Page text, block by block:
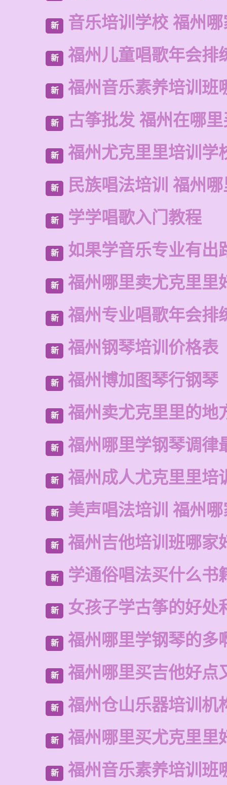
新 音乐培训学校 福州
新 福州儿童唱歌年会排
新 福州音乐素养培训班
新 古筝批发 福州在哪
新 福州尤克里里培训学
新 民族唱法培训 福州
新 学学唱歌入门教程
新 如果学音乐专业有出
新 福州哪里卖尤克里里
新 福州专业唱歌年会排
新 福州钢琴培训价格表
新 福州博加图琴行钢琴
新 福州卖尤克里里的地
新 福州哪里学钢琴调律
新 福州成人尤克里里培
新 美声唱法培训 福州
新 福州吉他培训班哪家
新 学通俗唱法买什么书
新 女孩子学古筝的好处
新 福州哪里学钢琴的多
新 福州哪里买吉他好点
新 福州仓山乐器培训机
新 福州哪里买尤克里里
新 福州音乐素养培训班